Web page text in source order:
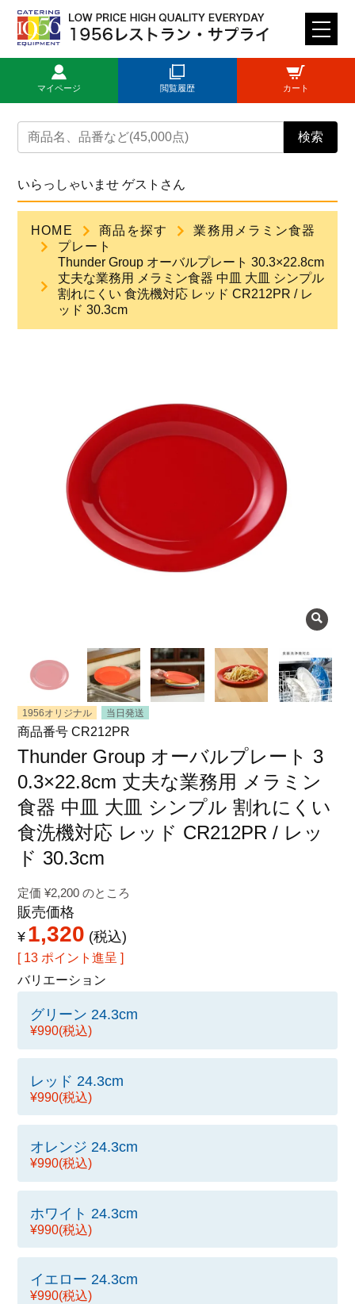
M
E
U
検索
マイページ 閲覧履歴 カート
トップページ
新規登録
商品一覧
ご利用ガイド
会社概要
Instagram
プライバシーポリシー
特定商取引法に関する表示
いらっしゃいませ ゲストさん
HOME 商品を探す
業務用メラミン食器
プレート
Thunder Group オーバルプレート 30.3×22.8cm
丈夫な業務用 メラミン食器 中皿 大皿 シンプル
割れにくい 食洗機対応 レッド CR212PR / レ
ッド 30.3cm
1956オリジナル 当日発送
商品番号 CR212PR
Thunder Group オーバルプレート 3
0.3×22.8cm 丈夫な業務用 メラミン
食器 中皿 大皿 シンプル 割れにくい
食洗機対応 レッド CR212PR / レッ
ド 30.3cm
定価 ¥2,200 のところ
販売価格
¥ 1,320 税込
13 ポイント進呈 ]
バリエーション
グリーン 24.3cm
¥990(税込)
レッド 24.3cm
¥990(税込)
オレンジ 24.3cm
¥990(税込)
ホワイト 24.3cm
¥990(税込)
イエロー 24.3cm
¥990(税込)